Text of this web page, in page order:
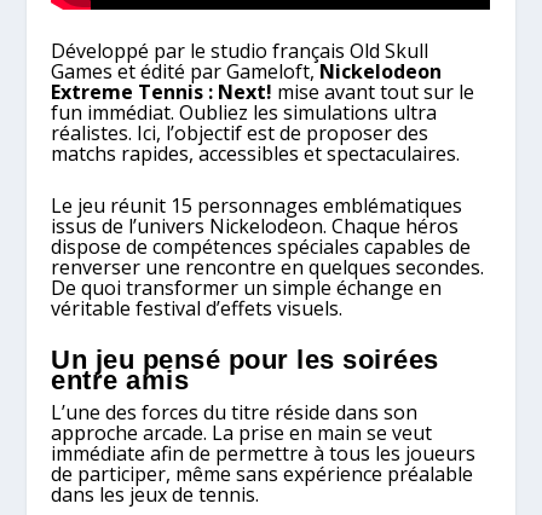
Développé par le studio français Old Skull
Games et édité par Gameloft,Nickelodeon
Extreme Tennis : Next! mise avant tout sur le
fun immédiat. Oubliez les simulations ultra
réalistes. Ici, l’objectif est de proposer des
matchs rapides, accessibles et spectaculaires.
Le jeu réunit 15 personnages emblématiques
issus de l’univers Nickelodeon. Chaque héros
dispose de compétences spéciales capables de
renverser une rencontre en quelques secondes.
De quoi transformer un simple échange en
véritable festival d’effets visuels.
Un jeu pensé pour les soirées
entre amis
L’une des forces du titre réside dans son
approche arcade. La prise en main se veut
immédiate afin de permettre à tous les joueurs
de participer, même sans expérience préalable
dans les jeux de tennis.